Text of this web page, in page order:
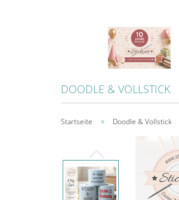
DOODLE & VOLLSTICK
Startseite » Doodle & Vollstick